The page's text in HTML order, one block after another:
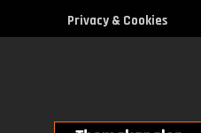
Privacy & Cookies